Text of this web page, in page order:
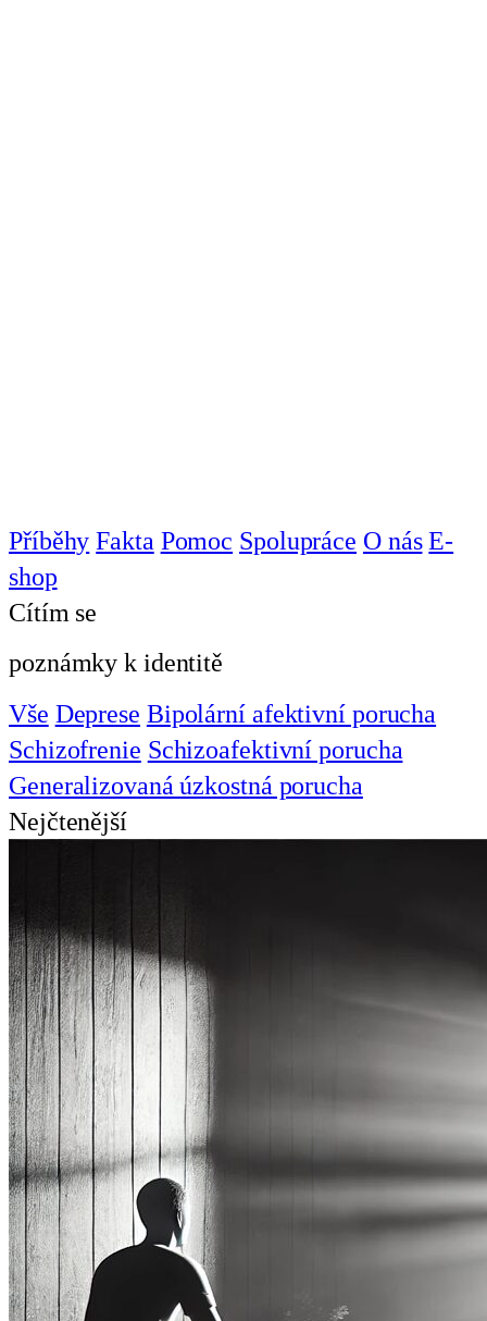
Příběhy Fakta Pomoc Spolupráce O nás E-
shop
Cítím se
poznámky k identitě
Vše Deprese Bipolární afektivní porucha
Schizofrenie Schizoafektivní porucha
Generalizovaná úzkostná porucha
Nejčtenější